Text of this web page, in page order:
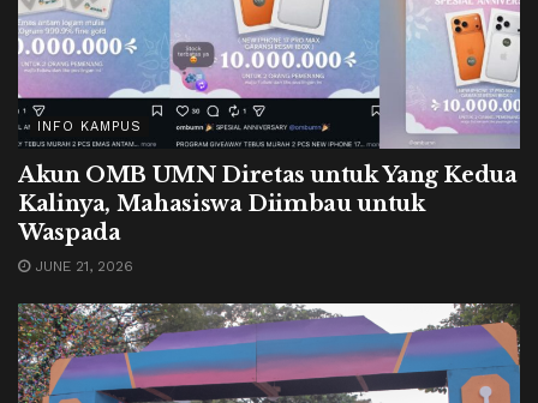
INFO KAMPUS
Akun OMB UMN Diretas untuk Yang Kedua
Kalinya, Mahasiswa Diimbau untuk
Waspada
JUNE 21, 2026